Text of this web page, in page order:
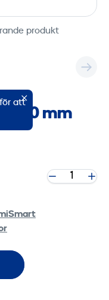
produkt
750 mm
att